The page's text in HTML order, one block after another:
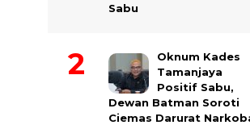
Sabu
Oknum Kades
Tamanjaya
Positif Sabu,
Dewan Batman Soroti
Ciemas Darurat